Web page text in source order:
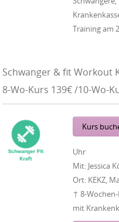
Training am
Schwanger & fit Workout
8-Wo-Kurs 139€ /10-Wo-
Kurs
Uhr
Mit: Jessica
Ort: KEKZ,
↑ 8-
mit